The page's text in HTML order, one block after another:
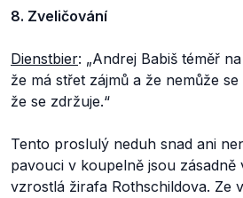
8. Zveličování
Dienstbier: „Andrej Babiš téměř
že má střet zájmů a že nemůže
že se zdržuje.“
Tento proslulý neduh snad ani
pavouci v koupelně jsou zásadně
vzrostlá žirafa Rothschildova. Ze